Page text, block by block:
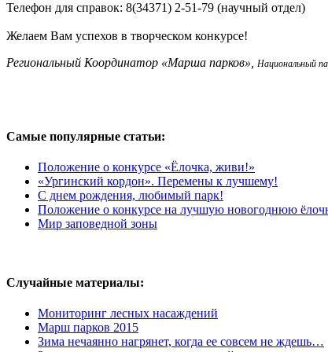
Телефон для справок: 8(34371) 2-51-79 (научный отдел)
Желаем Вам успехов в творческом конкурсе!
Региональный Координатор «Марша парков»,
Национальный
Самые популярные статьи:
Положение о конкурсе «Ёлочка, живи!»
«Ургинский кордон». Перемены к лучшему!
С днем рождения, любимый парк!
Положение о конкурсе на лучшую новогоднюю
Мир заповедной зоны
Случайные материалы:
Мониторинг лесных насаждений
Марш парков 2015
Зима нечаянно нагрянет, когда ее совсем не ждешь…